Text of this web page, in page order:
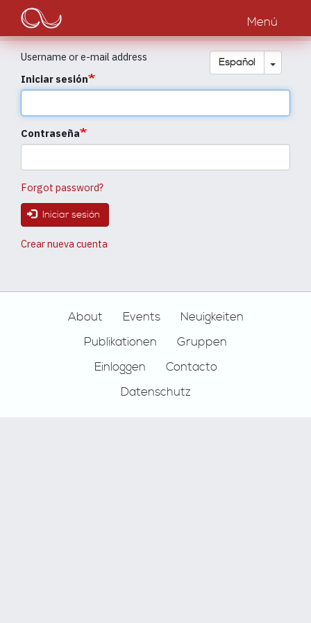
Pasar
contenido
principal
Main
navigation
Menú
Español Toggle
Username or e-mail address
Iniciar sesión
Contraseña
Forgot password?
Iniciar sesión
Crear nueva cuenta
About Events
Neuigkeiten
Publikationen
Gruppen
Einloggen
Contacto
Datenschutz